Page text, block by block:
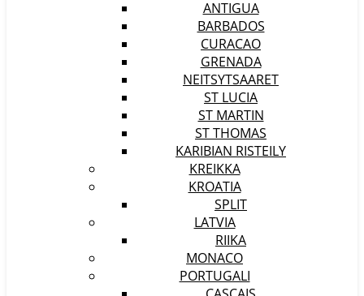
ANTIGUA
BARBADOS
CURACAO
GRENADA
NEITSYTSAARET
ST LUCIA
ST MARTIN
ST THOMAS
KARIBIAN RISTEILY
KREIKKA
KROATIA
SPLIT
LATVIA
RIIKA
MONACO
PORTUGALI